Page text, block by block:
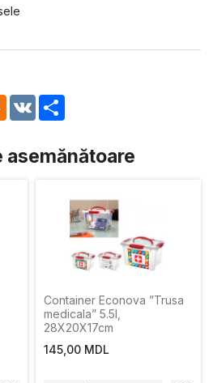
Odnoklassniki
VK
asemănătoare
Container Econova ”Trusa
medicala” 5.5l,
28X20X17cm
145,00 MDL